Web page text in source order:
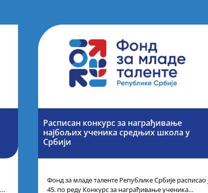
Расписан конкурс за награђивање
најбољих ученика средњих школа у
Србији
Фонд за младе таленте Републике Србије расписао
45. по реду Конкурс за награђивање ученика